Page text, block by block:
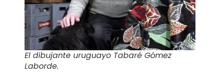
El dibujante uruguayo Tabaré Gómez
Laborde.